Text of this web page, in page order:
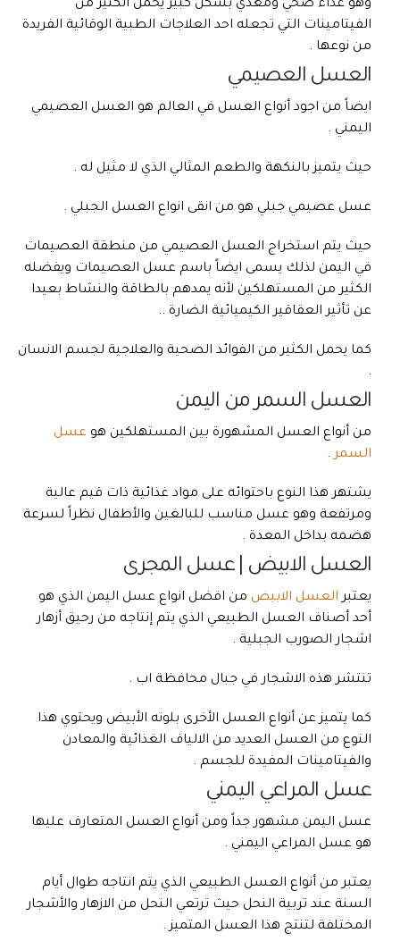
وهو غذاء صحي ومغذي بشكل كبير يحمل الكثير من
الفيتامينات التي تجعله احد العلاجات الطبية الوقائية الفريدة
من نوعها .
العسل العصيمي
ايضاً من اجود أنواع العسل في العالم هو العسل العصيمي
اليمني .
حيث يتميز بالنكهة والطعم المثالي الذي لا مثيل له .
عسل عصيمي جبلي هو من انقى انواع العسل الجبلي .
حيث يتم استخراج العسل العصيمي من منطقة العصيمات
في اليمن لذلك يسمى ايضاً باسم عسل العصيمات ويفضله
الكثير من المستهلكين لأنه يمدهم بالطاقة والنشاط بعيدا
عن تأثير العقاقير الكيميائية الضارة ..
كما يحمل الكثير من الفوائد الصحية والعلاجية لجسم الانسان
.
العسل السمر من اليمن
من أنواع العسل المشهورة بين المستهلكين هو عسل
السمر.
يشتهر هذا النوع باحتوائه على مواد غذائية ذات قيم عالية
ومرتفعة وهو عسل مناسب للبالغين والأطفال نظراً لسرعة
هضمه بداخل المعدة .
العسل الابيض | عسل المجرى
يعتبر العسل الابيض من افضل انواع عسل اليمن الذي هو
أحد أصناف العسل الطبيعي الذي يتم إنتاجه من رحيق أزهار
اشجار الصورب الجبلية .
تنتشر هذه الاشجار في جبال محافظة اب .
كما يتميز عن أنواع العسل الأخرى بلونه الأبيض ويحتوي هذا
النوع من العسل العديد من الالياف الغذائية والمعادن
والفيتامينات المفيدة للجسم .
عسل المراعي اليمني
عسل اليمن مشهور جداً ومن أنواع العسل المتعارف عليها
هو عسل المراعي اليمني .
يعتبر من أنواع العسل الطبيعي الذي يتم انتاجه طوال أيام
السنة عند تربية النحل حيث ترتعي النحل من الازهار والأشجار
المختلفة لتنتج هذا العسل المتميز .